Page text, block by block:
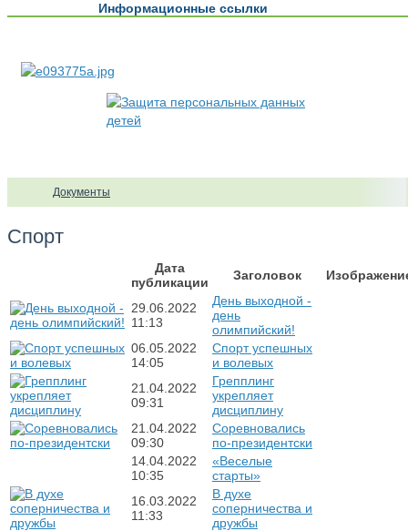
Информационные ссылки
Документы
Спорт
Дата
публикации
Заголовок
29.06.2022
11:13
День выходной -
день
олимпийский!
06.05.2022
14:05
Спорт успешных
и волевых
21.04.2022
09:31
Грепплинг
укрепляет
дисциплину
21.04.2022
09:30
Соревновались
по-президентски
14.04.2022
10:35
«Веселые
старты»
16.03.2022
11:33
В духе
соперничества и
дружбы